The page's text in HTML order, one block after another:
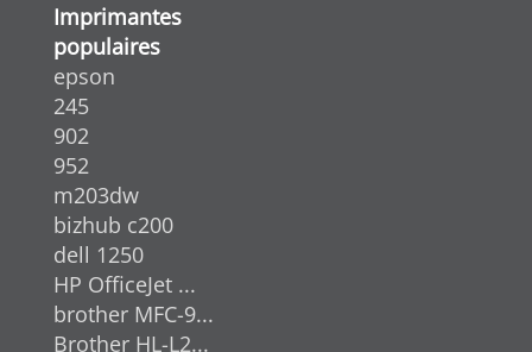
Imprimantes
populaires
epson
245
902
952
m203dw
bizhub c200
dell 1250
HP OfficeJet ...
brother MFC-9...
Brother HL-L2...